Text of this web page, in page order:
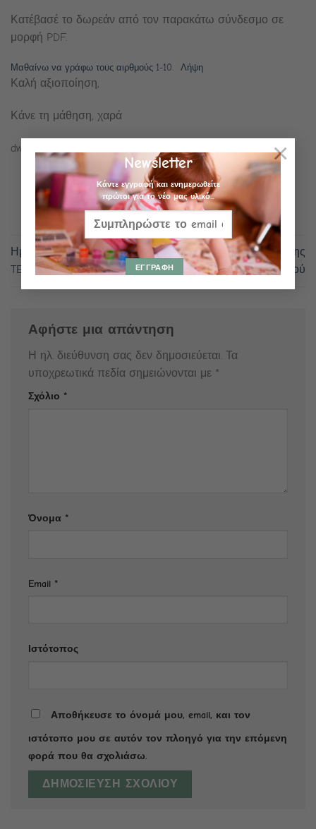
Newsletter
Κάντε εγγραφή και ενημερωθείτε
πρώτοι για το νέο μας υλικό...
×
Κατέβασέ το δωρεάν από τον παρακάτω σύνδεσμο σε
μορφή PDF.
Μαθαίνω να γράφω τους αιρθμούς 1-10. Λήψη
Καλή αξιοποίηση,
Κάνε τη μάθηση, χαρά
dwroulit@dwrouliteacher
Ημερήσιο Πρόγραμμα
TEACCH
Origami παιχνίδι διαχείρισης
θυμού
Αφήστε μια απάντηση
Η ηλ. διεύθυνση σας δεν δημοσιεύεται. Τα
υποχρεωτικά πεδία σημειώνονται με *
Σχόλιο *
Όνομα *
Email *
Ιστότοπος
Αποθήκευσε το όνομά μου, email, και τον
ιστότοπο μου σε αυτόν τον πλοηγό για την επόμενη
φορά που θα σχολιάσω.